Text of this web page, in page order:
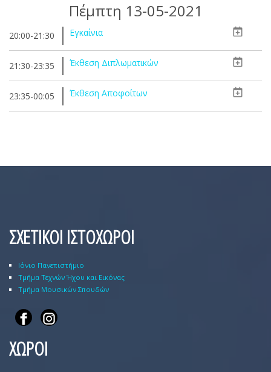
Πέμπτη 13-05-2021
20:00-21:30 Εγκαίνια
21:30-23:35 Έκθεση Διπλωματικών
23:35-00:05 Έκθεση Αποφοίτων
ΣΧΕΤΙΚΟΙ ΙΣΤΟΧΩΡΟΙ
Ιόνιο Πανεπιστήμιο
Τμήμα Τεχνών Ήχου και Εικόνας
Τμήμα Μουσικών Σπουδών
ΧΩΡΟΙ